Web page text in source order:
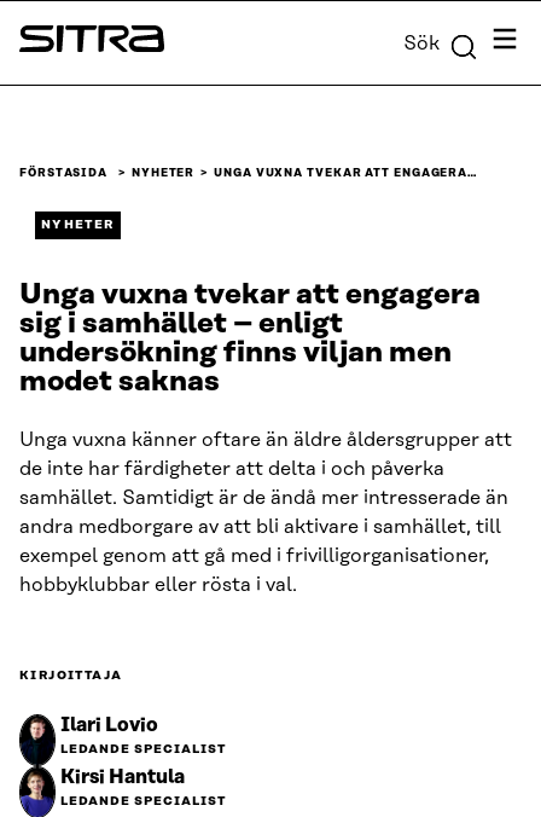
Skip to
content
Sitra Sök Meny
FÖRSTASIDA NYHETER UNGA VUXNA TVEKAR ATT ENGAGERA…
NYHETER
Unga vuxna tvekar att engagera
sig i samhället – enligt
undersökning finns viljan men
modet saknas
Unga vuxna känner oftare än äldre åldersgrupper att
de inte har färdigheter att delta i och påverka
samhället. Samtidigt är de ändå mer intresserade än
andra medborgare av att bli aktivare i samhället, till
exempel genom att gå med i frivilligorganisationer,
hobbyklubbar eller rösta i val.
KIRJOITTAJA
Ilari Lovio
LEDANDE SPECIALIST
Kirsi Hantula
LEDANDE SPECIALIST